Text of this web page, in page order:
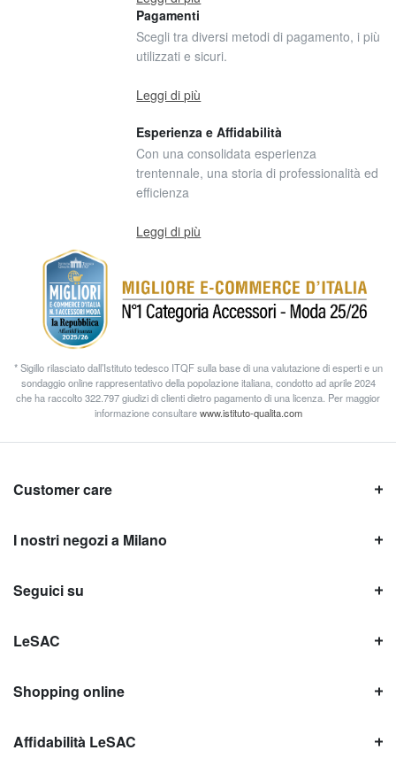
Pagamenti
Scegli tra diversi metodi di pagamento, i più
utilizzati e sicuri.
Leggi di più
Esperienza e Affidabilità
Con una consolidata esperienza
trentennale, una storia di professionalità ed
efficienza
Leggi di più
* Sigillo rilasciato dall’Istituto tedesco ITQF sulla base di una valutazione di esperti e un
sondaggio online rappresentativo della popolazione italiana, condotto ad aprile 2024
che ha raccolto 322.797 giudizi di clienti dietro pagamento di una licenza. Per maggior
informazione consultarewww.istituto-qualita.com
Customer care
I nostri negozi a Milano
Seguici su
LeSAC
Shopping online
Affidabilità LeSAC